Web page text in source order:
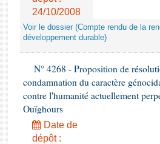
24/10/2008
Voir le dossier (Compte rendu de la
développement durable)
N° 4268 - Proposition de
condamnation du caractère
contre l'humanité actuellement
Ouïghours
Date de
dépôt :